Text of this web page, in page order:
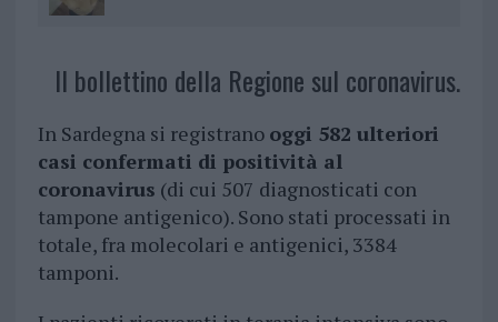
Il bollettino della Regione sul coronavirus.
In Sardegna si registrano oggi 582 ulteriori
casi confermati di positività al
coronavirus (di cui 507 diagnosticati con
tampone antigenico). Sono stati processati in
totale, fra molecolari e antigenici, 3384
tamponi.